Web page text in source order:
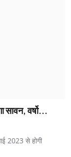
वर्षो...
2023 से होगी